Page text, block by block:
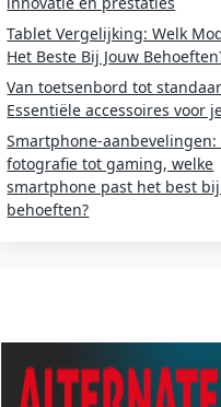
Tablet Vergelijking: Welk
Het Beste Bij Jouw
Van toetsenbord tot
Essentiële accessoires voor
Smartphone-aanbevelingen:
fotografie tot gaming, welke
smartphone past het best
behoeften?